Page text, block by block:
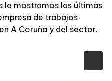
le mostramos las últimas
de trabajos
A Coruña y del sector.